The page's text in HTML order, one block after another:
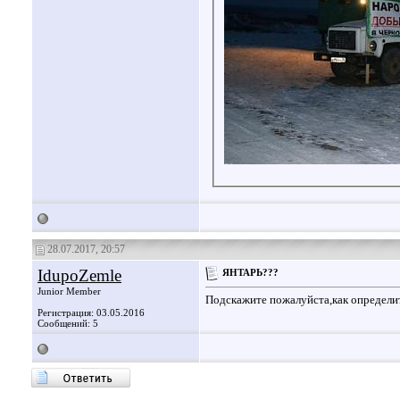
28.07.2017, 20:57
IdupoZemle
Junior Member
Регистрация: 03.05.2016
Сообщений: 5
ЯНТАРЬ???
Подскажите пожалуйста,как